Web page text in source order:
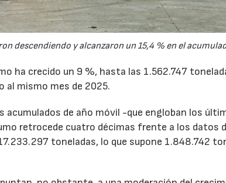
descendiendo y alcanzaron un 15,4 % en el
ha crecido un 9 %, hasta las 1.562.747
al mismo mes de 2025.
acumulados de año móvil -que engloban los
retrocede cuatro décimas frente a los datos
toneladas, lo que supone 1.848.742